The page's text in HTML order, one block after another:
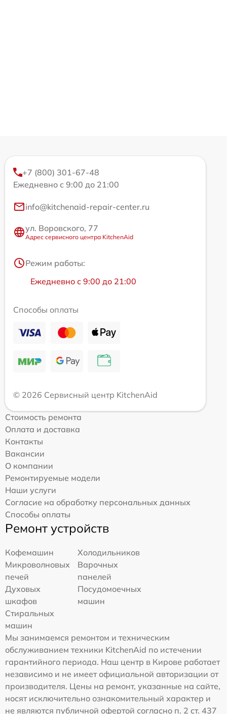
+7 (800) 301-67-48
Ежедневно с 9:00 до 21:00
info@kitchenaid-repair-center.ru
ул. Воровского, 77
Адрес сервисного центра KitchenAid
Режим работы:
Ежедневно с 9:00 до 21:00
Способы оплаты
© 2026 Сервисный центр KitchenAid
Стоимость ремонта
Оплата и доставка
Контакты
Вакансии
О компании
Ремонтируемые модели
Наши услуги
Согласие на обработку персональных данных
Способы оплаты
Ремонт устройств
Кофемашин
Холодильников
Микроволновых
печей
Варочных
панелей
Духовых
шкафов
Посудомоечных
машин
Стиральных
машин
Мы занимаемся ремонтом и техническим
обслуживанием техники KitchenAid по истечении
гарантийного периода. Наш центр в Кирове работает
независимо и не имеет официальной авторизации от
производителя. Цены на ремонт, указанные на сайте,
носят исключительно ознакомительный характер и
не являются публичной офертой согласно п. 2 ст. 437